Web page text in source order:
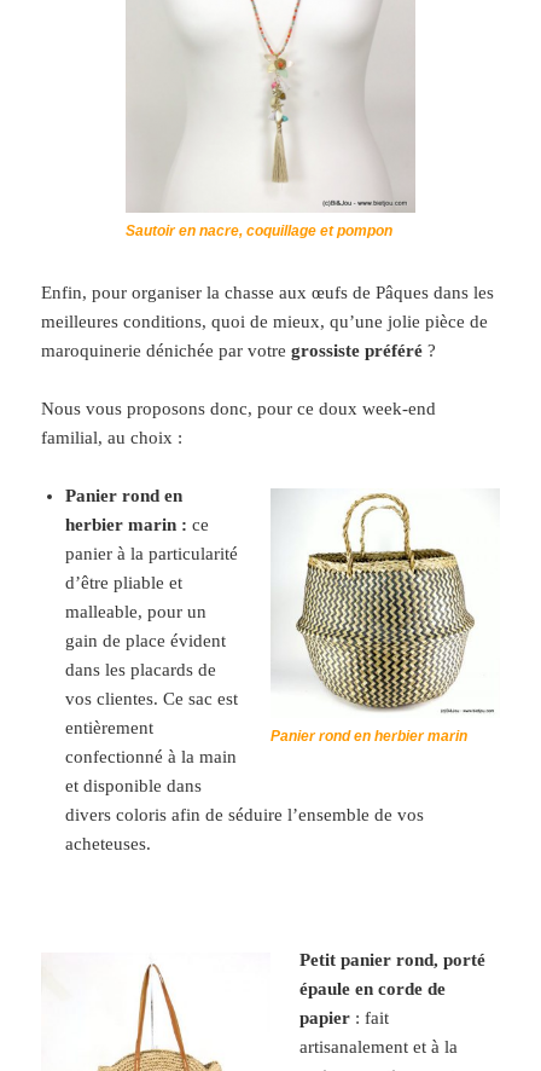
Sautoir en nacre, coquillage et pompon
Enfin, pour organiser la chasse aux œufs de Pâques dans les
meilleures conditions, quoi de mieux, qu’une jolie pièce de
maroquinerie dénichée par votregrossiste préféré ?
Nous vous proposons donc, pour ce doux week-end
familial, au choix :
Panier rond en herbier marin
Panier rond en
herbier marin : ce
panier à la particularité
d’être pliable et
malleable, pour un
gain de place évident
dans les placards de
vos clientes. Ce sac est
entièrement
confectionné à la main
et disponible dans
divers coloris afin de séduire l’ensemble de vos
acheteuses.
Petit panier rond, porté
épaule en corde de
papier : fait
artisanalement et à la